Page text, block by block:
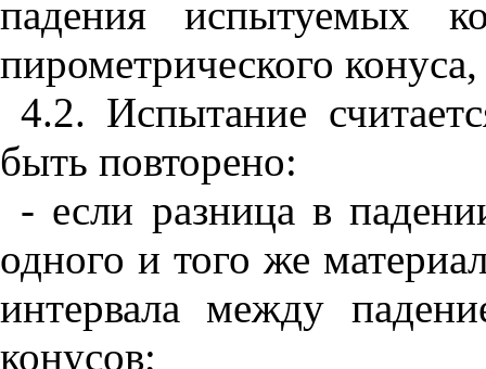
падения испытуемых
пирометрического
4.2. Испытание
быть повторено:
- если разница в
одного и того же
интервала между
конусов;